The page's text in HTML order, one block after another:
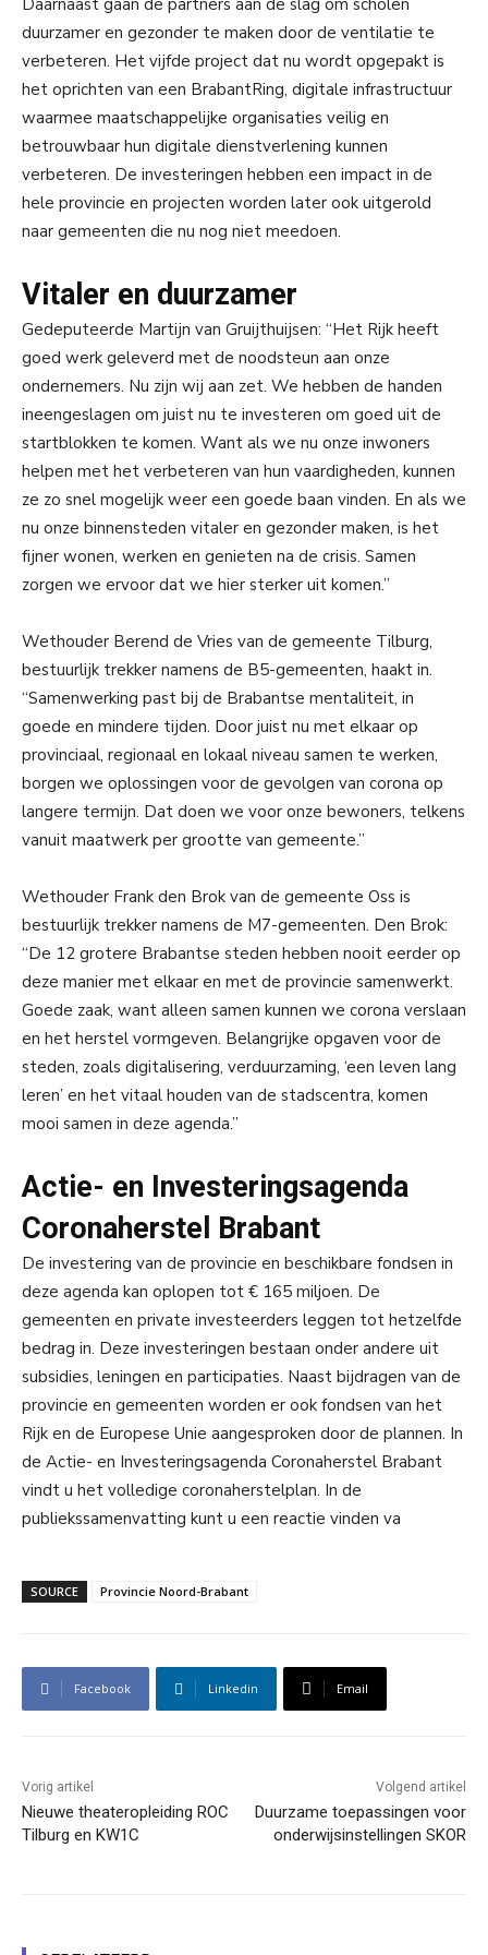
Daarnaast gaan de partners aan de slag om scholen
duurzamer en gezonder te maken door de ventilatie te
verbeteren. Het vijfde project dat nu wordt opgepakt is
het oprichten van een BrabantRing, digitale infrastructuur
waarmee maatschappelijke organisaties veilig en
betrouwbaar hun digitale dienstverlening kunnen
verbeteren. De investeringen hebben een impact in de
hele provincie en projecten worden later ook uitgerold
naar gemeenten die nu nog niet meedoen.
Vitaler en duurzamer
Gedeputeerde Martijn van Gruijthuijsen: “Het Rijk heeft
goed werk geleverd met de noodsteun aan onze
ondernemers. Nu zijn wij aan zet. We hebben de handen
ineengeslagen om juist nu te investeren om goed uit de
startblokken te komen. Want als we nu onze inwoners
helpen met het verbeteren van hun vaardigheden, kunnen
ze zo snel mogelijk weer een goede baan vinden. En als we
nu onze binnensteden vitaler en gezonder maken, is het
fijner wonen, werken en genieten na de crisis. Samen
zorgen we ervoor dat we hier sterker uit komen.”
Wethouder Berend de Vries van de gemeente Tilburg,
bestuurlijk trekker namens de B5-gemeenten, haakt in.
“Samenwerking past bij de Brabantse mentaliteit, in
goede en mindere tijden. Door juist nu met elkaar op
provinciaal, regionaal en lokaal niveau samen te werken,
borgen we oplossingen voor de gevolgen van corona op
langere termijn. Dat doen we voor onze bewoners, telkens
vanuit maatwerk per grootte van gemeente.”
Wethouder Frank den Brok van de gemeente Oss is
bestuurlijk trekker namens de M7-gemeenten. Den Brok:
“De 12 grotere Brabantse steden hebben nooit eerder op
deze manier met elkaar en met de provincie samenwerkt.
Goede zaak, want alleen samen kunnen we corona verslaan
en het herstel vormgeven. Belangrijke opgaven voor de
steden, zoals digitalisering, verduurzaming, ‘een leven lang
leren’ en het vitaal houden van de stadscentra, komen
mooi samen in deze agenda.”
Actie- en Investeringsagenda
Coronaherstel Brabant
De investering van de provincie en beschikbare fondsen in
deze agenda kan oplopen tot € 165 miljoen. De
gemeenten en private investeerders leggen tot hetzelfde
bedrag in. Deze investeringen bestaan onder andere uit
subsidies, leningen en participaties. Naast bijdragen van de
provincie en gemeenten worden er ook fondsen van het
Rijk en de Europese Unie aangesproken door de plannen. In
de Actie- en Investeringsagenda Coronaherstel Brabant
vindt u het volledige coronaherstelplan. In de
publiekssamenvatting kunt u een reactie vinden va
SOURCE Provincie Noord-Brabant
Facebook Linkedin Email
Vorig artikel
Nieuwe theateropleiding ROC
Tilburg en KW1C
Volgend artikel
Duurzame toepassingen voor
onderwijsinstellingen SKOR